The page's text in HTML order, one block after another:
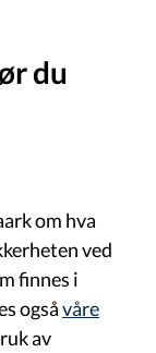
du
om hva
ved
finnes i
ogsåvåre
av